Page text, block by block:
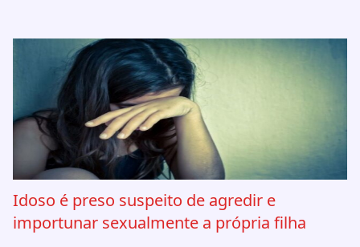
Idoso é preso suspeito de agredir e
importunar sexualmente a própria filha